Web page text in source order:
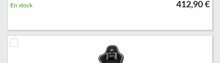
412,90 €
En stock